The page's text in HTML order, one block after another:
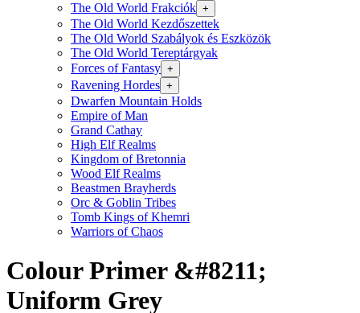
The Old World Frakciók +
The Old World Kezdőszettek
The Old World Szabályok és Eszközök
The Old World Tereptárgyak
Forces of Fantasy +
Ravening Hordes +
Dwarfen Mountain Holds
Empire of Man
Grand Cathay
High Elf Realms
Kingdom of Bretonnia
Wood Elf Realms
Beastmen Brayherds
Orc & Goblin Tribes
Tomb Kings of Khemri
Warriors of Chaos
Colour Primer &#8211;
Uniform Grey